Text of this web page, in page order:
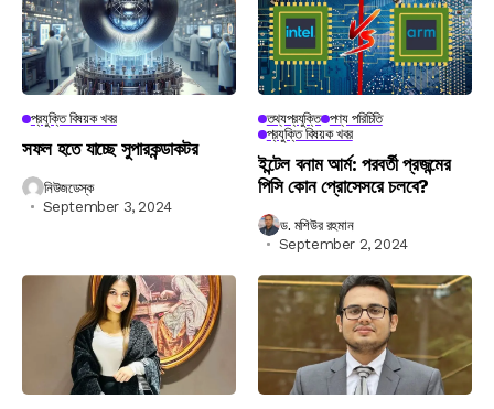
প্রযুক্তি বিষয়ক খবর
সফল হতে যাচ্ছে সুপারকন্ডাকটর
নিউজডেস্ক
September 3, 2024
তথ্যপ্রযুক্তি পণ্য পরিচিতি
প্রযুক্তি বিষয়ক খবর
ইন্টেল বনাম আর্ম: পরবর্তী প্রজন্মের
পিসি কোন প্রোসেসরে চলবে?
ড. মশিউর রহমান
September 2, 2024